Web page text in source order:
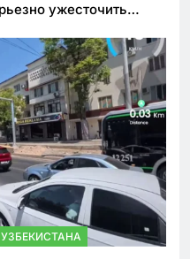
ужесточить